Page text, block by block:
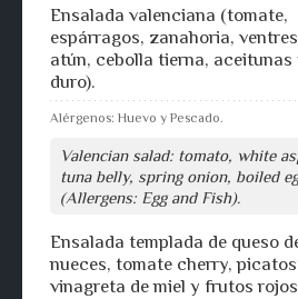
Ensalada valenciana (tomate,
espárragos, zanahoria,
atún, cebolla tierna, aceitunas
duro).
Alérgenos: Huevo y Pescado.
Valencian salad: tomato, white
tuna belly, spring onion, boiled
(Allergens: Egg and Fish).
Ensalada templada de queso
nueces, tomate cherry,
vinagreta de miel y frutos